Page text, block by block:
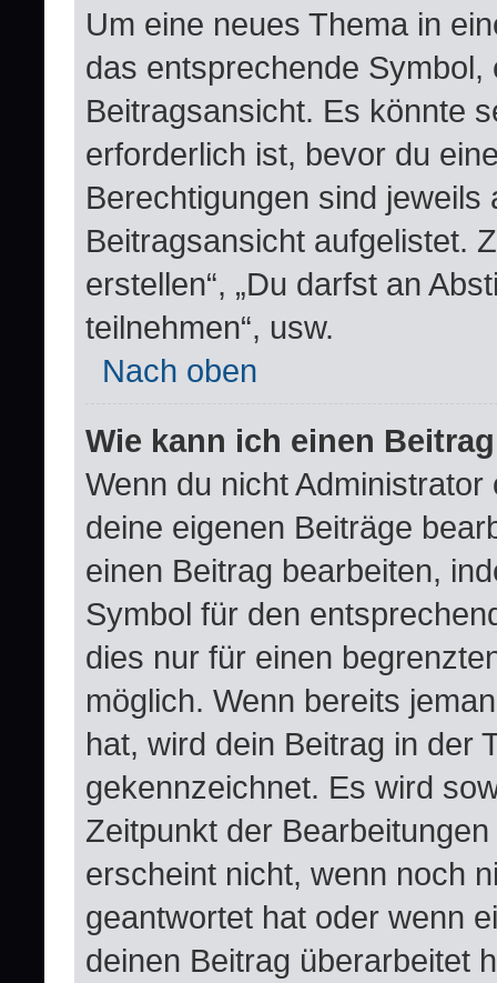
Um eine neues Thema in
das entsprechende
Beitragsansicht. Es könnte
erforderlich ist, bevor du
Berechtigungen sind
Beitragsansicht aufgelistet.
erstellen“, „Du darfst an
teilnehmen“, usw.
Nach oben
Wie kann ich einen
Wenn du nicht
deine eigenen Beiträge
einen Beitrag bearbeiten,
Symbol für den
dies nur für einen
möglich. Wenn bereits
hat, wird dein Beitrag in der
gekennzeichnet. Es wird
Zeitpunkt der
erscheint nicht, wenn noch
geantwortet hat oder wenn
deinen Beitrag überarbeitet